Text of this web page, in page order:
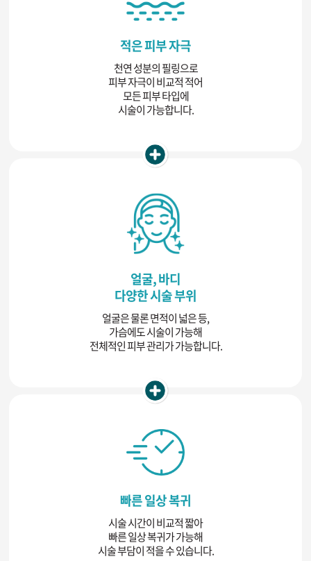
적은 피부 자극
천연 성분의 필링으로
피부 자극이 비교적 적어
모든 피부 타입에
시술이 가능합니다.
얼굴, 바디
다양한 시술 부위
얼굴은 물론 면적이 넓은 등,
가슴에도 시술이 가능해
전체적인 피부 관리가 가능합니다.
빠른 일상 복귀
시술 시간이 비교적 짧아
빠른 일상 복귀가 가능해
시술 부담이 적을 수 있습니다.